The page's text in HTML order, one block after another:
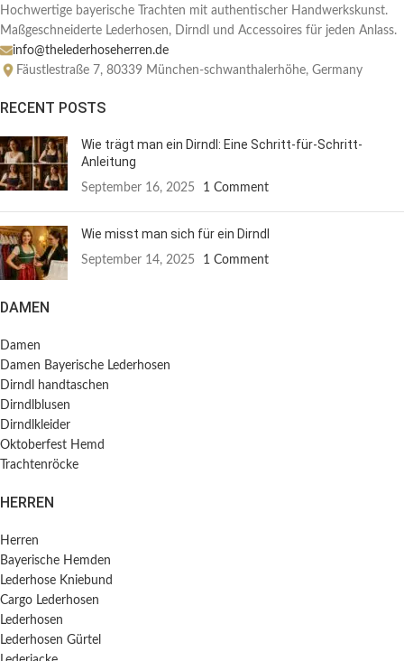
Hochwertige bayerische Trachten mit authentischer Handwerkskunst.
Maßgeschneiderte Lederhosen, Dirndl und Accessoires für jeden Anlass.
info@thelederhoseherren.de
Fäustlestraße 7, 80339 München-schwanthalerhöhe, Germany
RECENT POSTS
Wie trägt man ein Dirndl: Eine Schritt-für-Schritt-
Anleitung
September 16, 2025 1 Comment
Wie misst man sich für ein Dirndl
September 14, 2025 1 Comment
DAMEN
Damen
Damen Bayerische Lederhosen
Dirndl handtaschen
Dirndlblusen
Dirndlkleider
Oktoberfest Hemd
Trachtenröcke
HERREN
Herren
Bayerische Hemden​
Lederhose Kniebund
Cargo Lederhosen
Lederhosen
Lederhosen Gürtel